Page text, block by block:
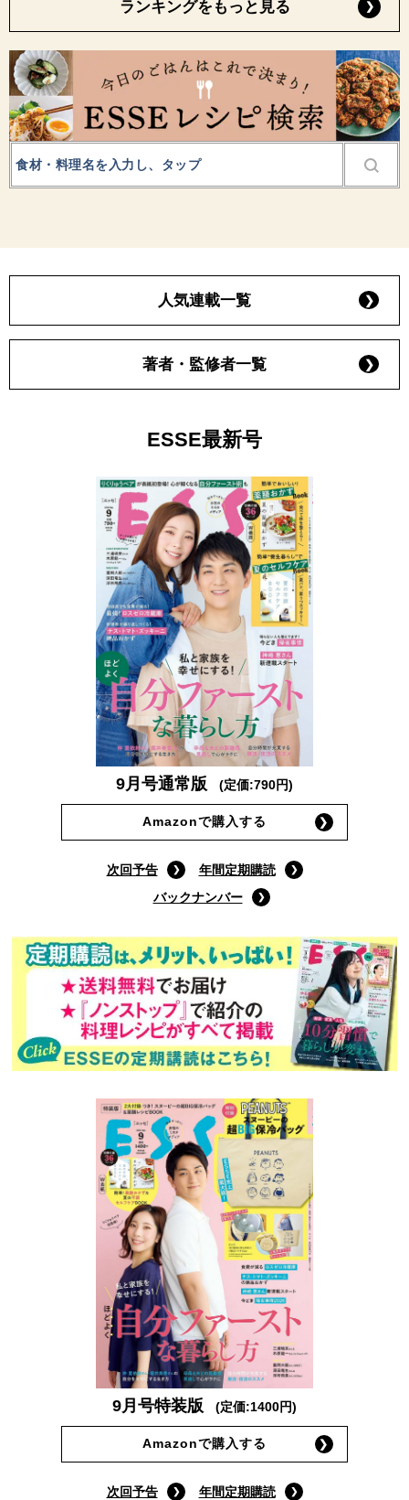
ランキングをもっと見る
人気連載一覧
著者・監修者一覧
ESSE最新号
9月号通常版 (定価:790円)
Amazonで購入する
次回予告
年間定期購読
バックナンバー
9月号特装版 (定価:1400円)
Amazonで購入する
次回予告
年間定期購読